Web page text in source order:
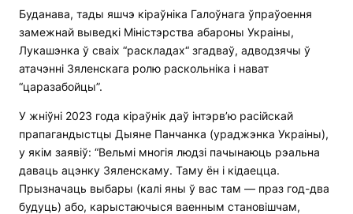
Буданава, тады яшчэ кіраўніка Галоўнага ўпраўоення
замежнай выведкі Міністэрства абароны Украіны,
Лукашэнка ў сваіх “раскладах“ згадваў, адводзячы ў
атачэнні Зяленскага ролю раскольніка і нават
“царазабойцы”.
У жніўні 2023 года кіраўнік даў інтэрв’ю расійскай
прапагандыстцы Дыяне Панчанка (ураджэнка Украіны),
у якім заявіў: “Вельмі многія людзі пачынаюць рэальна
даваць ацэнку Зяленскаму. Таму ён і кідаецца.
Прызначаць выбары (калі яны ў вас там — праз год-два
будуць) або, карыстаючыся ваенным становішчам,